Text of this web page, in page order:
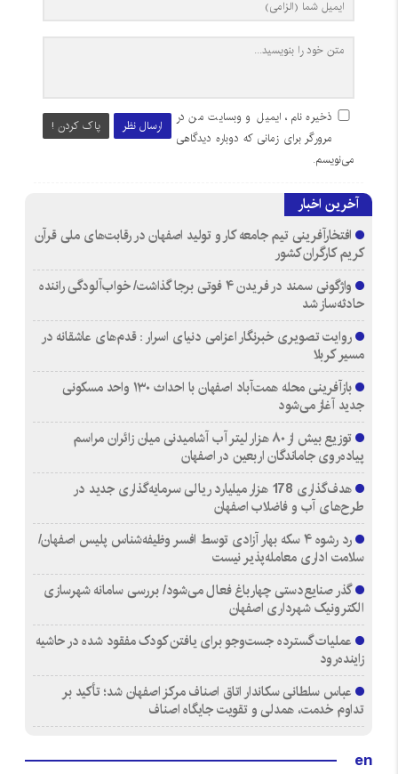
ارسال نظر پاک کردن !
ذخیره نام، ایمیل و وبسایت من در
مرورگر برای زمانی که دوباره دیدگاهی
می‌نویسم.
آخرین اخبار
افتخارآفرینی تیم جامعه کار و تولید اصفهان در رقابت‌های ملی قرآن
کریم کارگران کشور
واژگونی سمند در فریدن ۴ فوتی برجا گذاشت/ خواب‌آلودگی راننده
حادثه‌ساز شد
روایت تصویری خبرنگار اعزامی دنیای اسرار : قدم‌های عاشقانه در
مسیر کربلا
بازآفرینی محله همت‌آباد اصفهان با احداث ۱۳۰ واحد مسکونی
جدید آغاز می‌شود
توزیع بیش از ۸۰ هزار لیتر آب آشامیدنی میان زائران مراسم
پیاده‌روی جاماندگان اربعین در اصفهان
هدف‌گذاری 178 هزار میلیارد ریالی سرمایه‌گذاری جدید در
طرح‌های آب و فاضلاب اصفهان
رد رشوه ۴ سکه بهار آزادی توسط افسر وظیفه‌شناس پلیس اصفهان/
سلامت اداری معامله‌پذیر نیست
گذر صنایع‌دستی چهارباغ فعال می‌شود/ بررسی سامانه شهرسازی
الکترونیک شهرداری اصفهان
عملیات گسترده جست‌وجو برای یافتن کودک مفقود شده در حاشیه
زاینده‌رود
عباس سلطانی سکاندار اتاق اصناف مرکز اصفهان شد؛ تأکید بر
تداوم خدمت، همدلی و تقویت جایگاه اصناف
en